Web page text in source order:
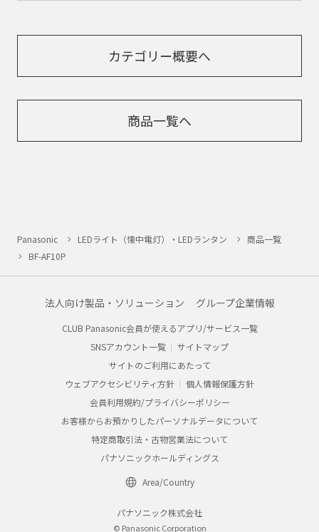
カテゴリー概要へ
商品一覧へ
Panasonic LEDライト（懐中電灯）・LEDランタン
商品一覧
BF-AF10P
法人向け製品・ソリューション グループ企業情報
CLUB Panasonic会員が使えるアプリ/サービス一覧
SNSアカウント一覧
サイトマップ
サイトのご利用にあたって
ウェブアクセシビリティ方針
個人情報保護方針
会員利用規約/プライバシーポリシー
お客様からお預かりしたパーソナルデータについて
特定商取引法・古物営業法について
パナソニックホールディングス
Area/Country
パナソニック株式会社
© Panasonic Corporation